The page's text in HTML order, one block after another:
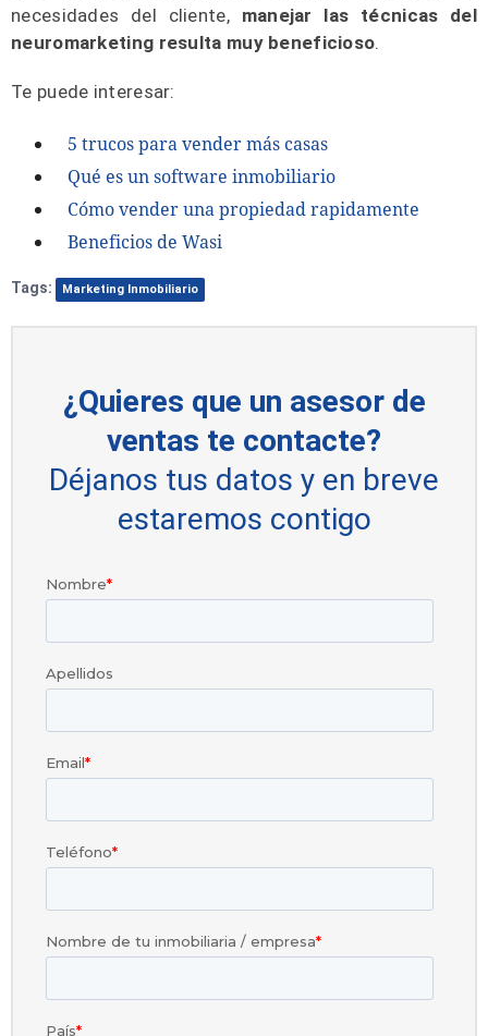
necesidades del cliente, manejar las técnicas del
neuromarketing resulta muy beneficioso.
Te puede interesar:
5 trucos para vender más casas
Qué es un software inmobiliario
Cómo vender una propiedad rapidamente
Beneficios de Wasi
Tags: Marketing Inmobiliario
¿Quieres que un asesor de
ventas te contacte?
Déjanos tus datos y en breve
estaremos contigo